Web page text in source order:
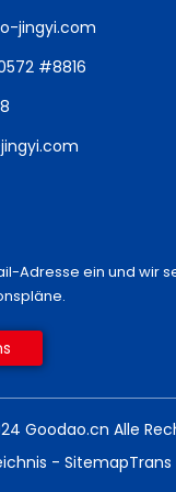
jingyi.com
#8816
Adresse ein und wir
Goodao.cn Alle
- SitemapTrans